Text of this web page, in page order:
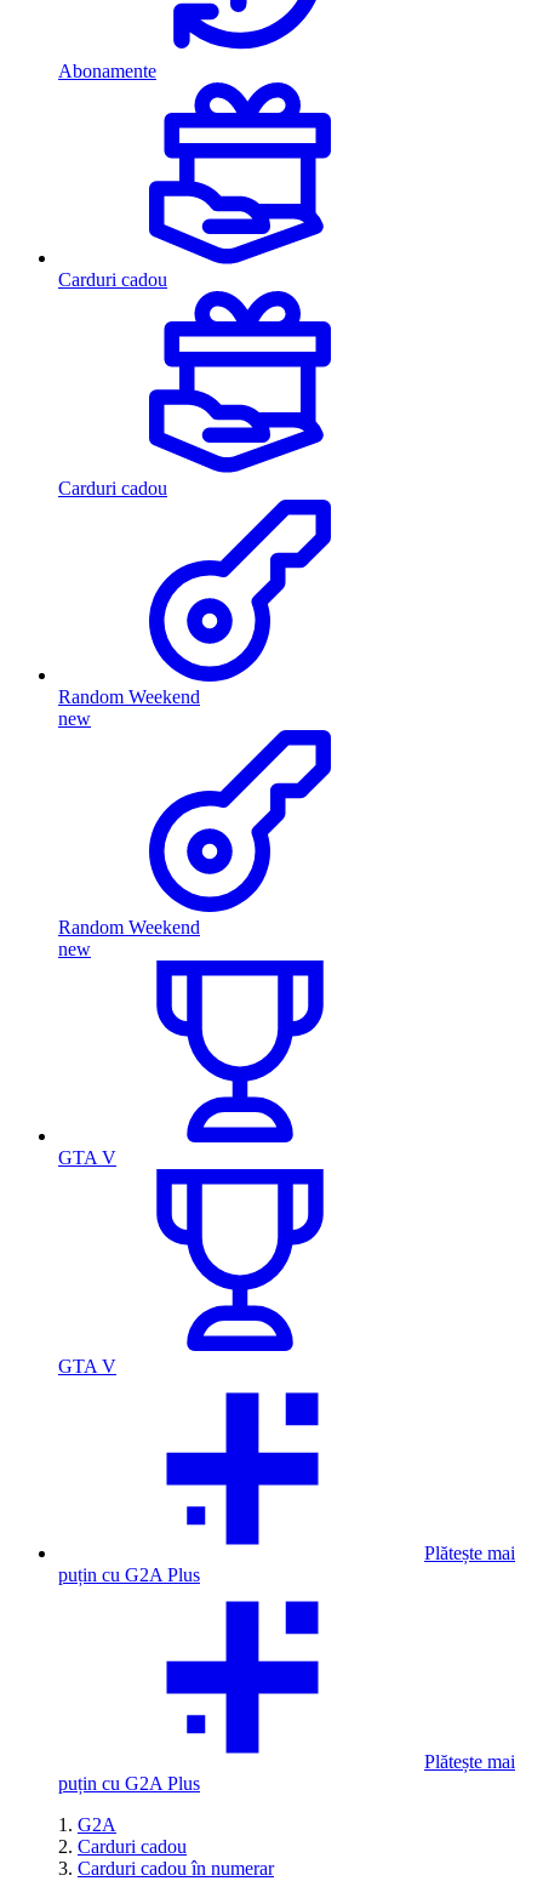
Abonamente
Carduri cadou
Carduri cadou
Random Weekend
new
Random Weekend
new
GTA V
GTA V
Plătește mai
puțin cu G2A Plus
Plătește mai
puțin cu G2A Plus
G2A
Carduri cadou
Carduri cadou în numerar